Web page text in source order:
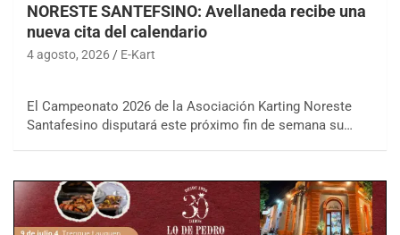
NORESTE SANTEFSINO: Avellaneda recibe una
nueva cita del calendario
4 agosto, 2026 E-Kart
El Campeonato 2026 de la Asociación Karting Noreste
Santafesino disputará este próximo fin de semana su…